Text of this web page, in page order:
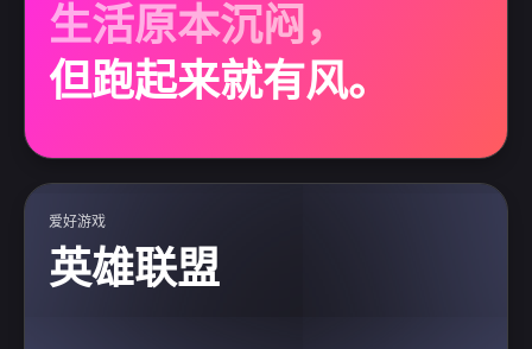
生活原本沉闷，
但跑起来就有风。
爱好游戏
英雄联盟